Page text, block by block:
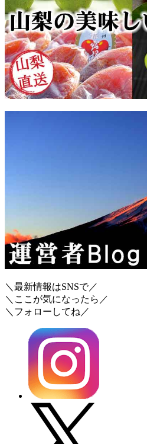
＼最新情報はSNSで／
＼ここが気になったら／
＼フォローしてね／